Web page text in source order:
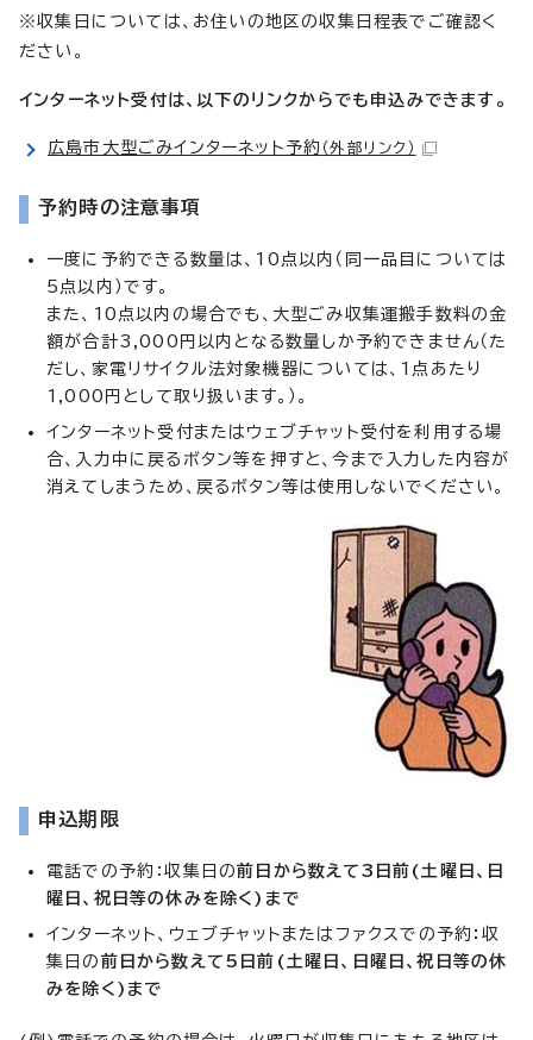
※収集日については、お住いの地区の収集日程表でご確認く
ださい。
インターネット受付は、以下のリンクからでも申込みできます。
広島市大型ごみインターネット予約 （外部リンク）
予約時の注意事項
一度に予約できる数量は、10点以内（同一品目については
5点以内）です。
また、10点以内の場合でも、大型ごみ収集運搬手数料の金
額が合計3,000円以内となる数量しか予約できません（た
だし、家電リサイクル法対象機器については、1点あたり
1,000円として取り扱います。）。
インターネット受付またはウェブチャット受付を利用する場
合、入力中に戻るボタン等を押すと、今まで入力した内容が
消えてしまうため、戻るボタン等は使用しないでください。
申込期限
電話での予約：収集日の前日から数えて3日前(土曜日、日
曜日、祝日等の休みを除く)まで
インターネット、ウェブチャットまたはファクスでの予約 ：収
集日の 前日から数えて5日前(土曜日、日曜日、祝日等の休
みを除く)まで